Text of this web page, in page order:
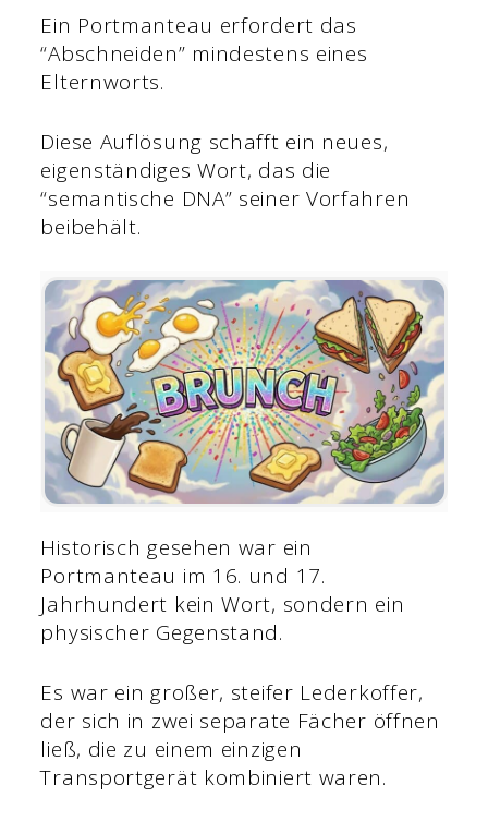
Ein Portmanteau erfordert das
“Abschneiden” mindestens eines
Elternworts.
Diese Auflösung schafft ein neues,
eigenständiges Wort, das die
“semantische DNA” seiner Vorfahren
beibehält.
Historisch gesehen war ein
Portmanteau im 16. und 17.
Jahrhundert kein Wort, sondern ein
physischer Gegenstand.
Es war ein großer, steifer Lederkoffer,
der sich in zwei separate Fächer öffnen
ließ, die zu einem einzigen
Transportgerät kombiniert waren.